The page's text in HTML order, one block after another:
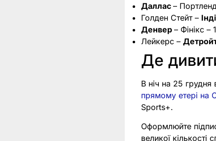
Даллас–
Голден Стейт –
Денвер– Фінікс
Лейкерс –
Де
В ніч на 25 грудня
прямому етері на
Sports+.
Оформлюйте
великої